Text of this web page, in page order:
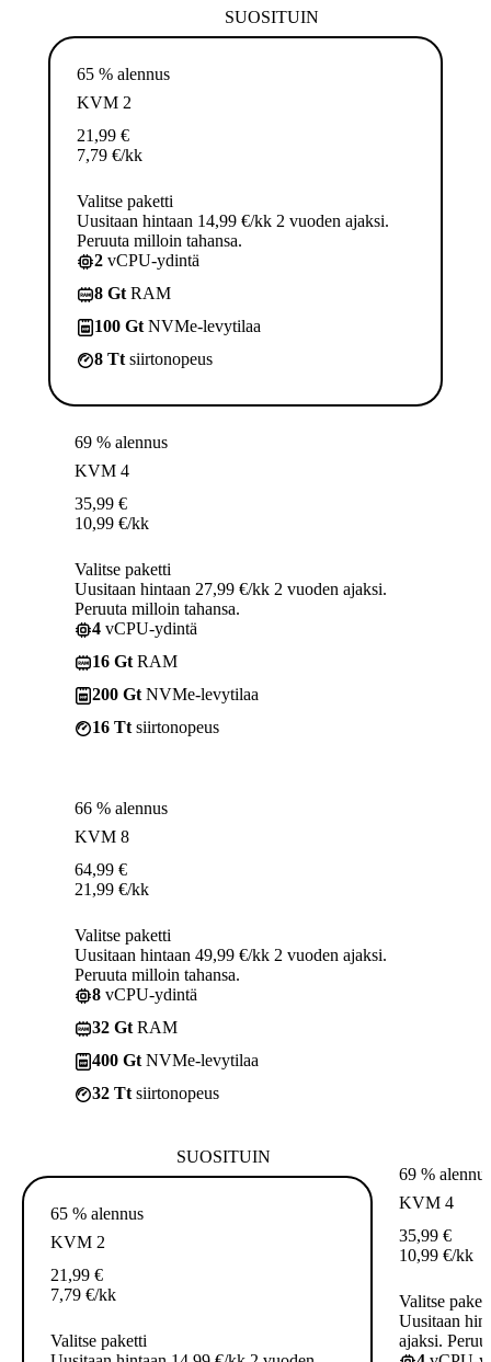
SUOSITUIN
65 % alennus
KVM 2
21,99 €
7,79 €/kk
Valitse paketti
Uusitaan hintaan 14,99 €/kk 2 vuoden ajaksi.
Peruuta milloin tahansa.
2 vCPU-ydintä
8 Gt RAM
100 Gt NVMe-levytilaa
8 Tt siirtonopeus
69 % alennus
KVM 4
35,99 €
10,99 €/kk
Valitse paketti
Uusitaan hintaan 27,99 €/kk 2 vuoden ajaksi.
Peruuta milloin tahansa.
4 vCPU-ydintä
16 Gt RAM
200 Gt NVMe-levytilaa
16 Tt siirtonopeus
66 % alennus
KVM 8
64,99 €
21,99 €/kk
Valitse paketti
Uusitaan hintaan 49,99 €/kk 2 vuoden ajaksi.
Peruuta milloin tahansa.
8 vCPU-ydintä
32 Gt RAM
400 Gt NVMe-levytilaa
32 Tt siirtonopeus
SUOSITUIN
65 % alennus
KVM 2
21,99 €
7,79 €/kk
Valitse paketti
69 % alennus
KVM 4
35,99 €
10,99 €/kk
Valitse
Uusitaan
ajaksi.